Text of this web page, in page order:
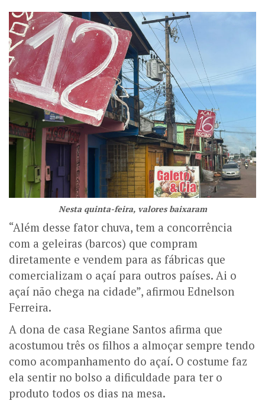
Nesta quinta-feira, valores baixaram
“Além desse fator chuva, tem a concorrência
com a geleiras (barcos) que compram
diretamente e vendem para as fábricas que
comercializam o açaí para outros países. Ai o
açaí não chega na cidade”, afirmou Ednelson
Ferreira.
A dona de casa Regiane Santos afirma que
acostumou três os filhos a almoçar sempre tendo
como acompanhamento do açaí. O costume faz
ela sentir no bolso a dificuldade para ter o
produto todos os dias na mesa.